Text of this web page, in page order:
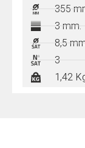
355
3 mm.
8,5
3
1,42